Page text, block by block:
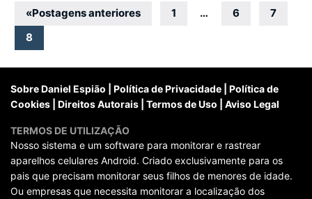
Navegação
por
posts
«Postagens anteriores 1 … 6
7
8
Sobre Daniel Espião Política de Privacidade
Política de
Cookies
Direitos Autorais Termos de Uso Aviso Legal
TERMOS DE UTILIZAÇÃO
Nosso sistema e um software para monitorar e rastrear
aparelhos celulares Android. Criado exclusivamente para os
pais que precisam monitorar seus filhos de menores de idade.
Ou empresas que necessita monitorar a localização dos